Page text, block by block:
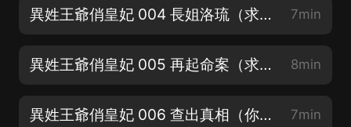
異姓王爺俏皇妃 004 長姐洛琉（求關注求月票求轉發哇！） 7min
異姓王爺俏皇妃 005 再起命案（求訂閱求月票求收聽哇！） 8min
異姓王爺俏皇妃 006 查出真相（你的支持是我爆更的動力！） 7min